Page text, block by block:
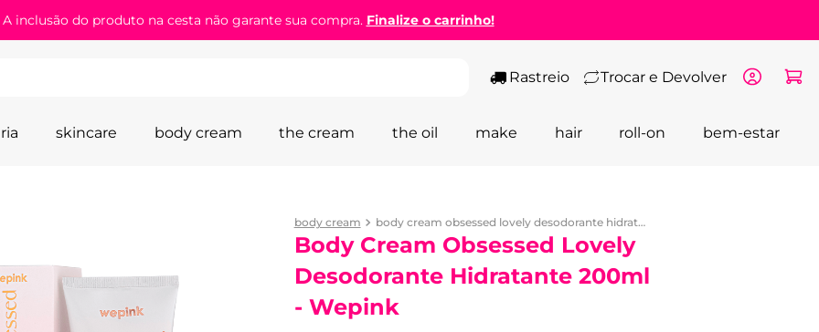
inclusão do produto na cesta não garante sua compra. Finalize o carrinho!
Rastreio Trocar e Devolver
skincare body cream the cream the oil make hair roll-on bem-estar
body cream body cream obsessed lovely desodorante hidratante 200ml - wepink
Body Cream Obsessed Lovely
Desodorante Hidratante 200ml
- Wepink